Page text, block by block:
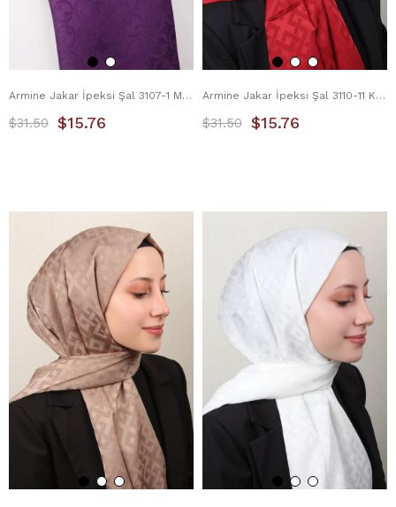
Armine Jakar İpeksi Şal 3107-1 Mürdüm
$15.76
$31.50
Armine Jakar İpeksi Şal 3110-11 Kırmızı
$15.76
$31.50